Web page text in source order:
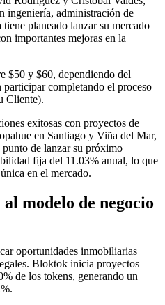
ingeniería, administración de
planeado lanzar su mercado
importantes mejoras en la
$50 y $60, dependiendo del
completando el proceso
Cliente).
exitosas con proyectos de
en Santiago y Viña del Mar,
punto de lanzar su próximo
fija del 11.03% anual, lo que
en el mercado.
modelo de negocio
oportunidades inmobiliarias
Bloktok inicia proyectos
de los tokens, generando un